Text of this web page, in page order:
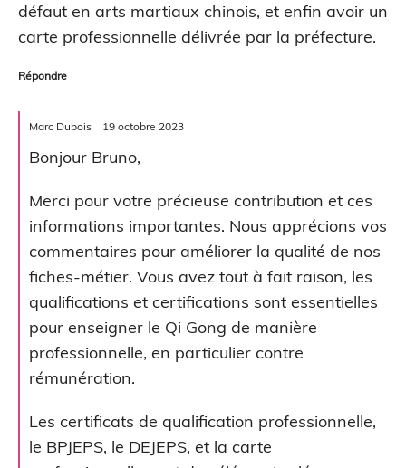
défaut en arts martiaux chinois, et enfin avoir un
carte professionnelle délivrée par la préfecture.
Répondre
Marc Dubois 19 octobre 2023
Bonjour Bruno,
Merci pour votre précieuse contribution et ces
informations importantes. Nous apprécions vos
commentaires pour améliorer la qualité de nos
fiches-métier. Vous avez tout à fait raison, les
qualifications et certifications sont essentielles
pour enseigner le Qi Gong de manière
professionnelle, en particulier contre
rémunération.
Les certificats de qualification professionnelle,
le BPJEPS, le DEJEPS, et la carte